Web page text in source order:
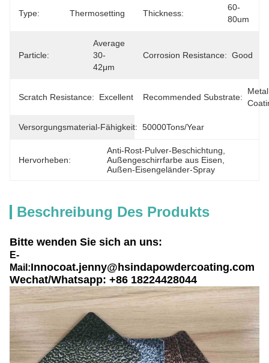
Type: Thermosetting Thickness:
60-
80um
Particle:
Average
30-
42μm
Corrosion Resistance: Good
Scratch Resistance: Excellent Recommended Substrate:
Metal
Versorgungsmaterial-Fähigkeit: 50000Tons/Year
Hervorheben:
Anti-Rost-Pulver-Beschichtung
Außengeschirrfarbe aus Eisen
Außen-Eisengeländer-Spray
Beschreibung Des Produkts
Bitte wenden Sie sich an uns:
E-
Mail:Innocoat.jenny@hsindapowdercoating.com
Wechat/Whatsapp: +86 18224428044